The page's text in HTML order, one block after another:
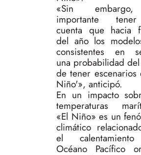
«Sin
importante
cuenta que hacia
del año los
consistentes en
una probabilidad
de tener escenarios
Niño'», anticipó.
En un impacto
temperaturas
«El Niño» es un
climático
el
Océano Pacífico